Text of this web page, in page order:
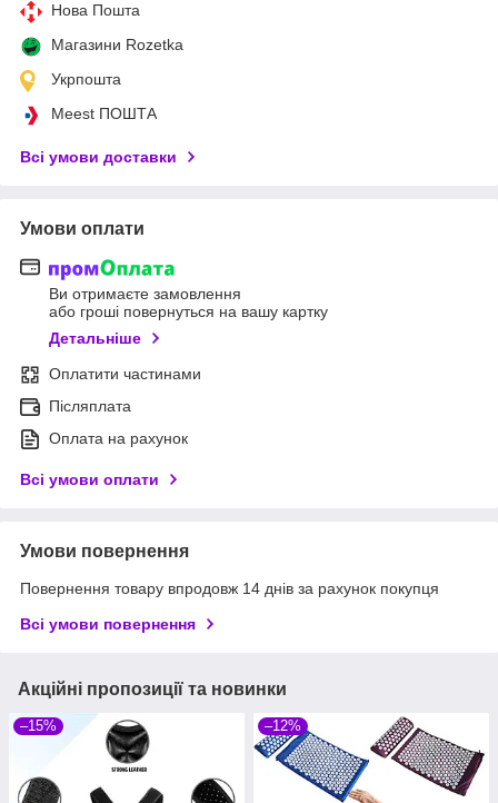
Нова Пошта
Магазини Rozetka
Укрпошта
Meest ПОШТА
Всі умови доставки
Умови оплати
Ви отримаєте замовлення
або гроші повернуться на вашу картку
Детальніше
Оплатити частинами
Післяплата
Оплата на рахунок
Всі умови оплати
Умови повернення
Повернення товару впродовж 14 днів за рахунок покупця
Всі умови повернення
Акційні пропозиції та новинки
–15% –12%